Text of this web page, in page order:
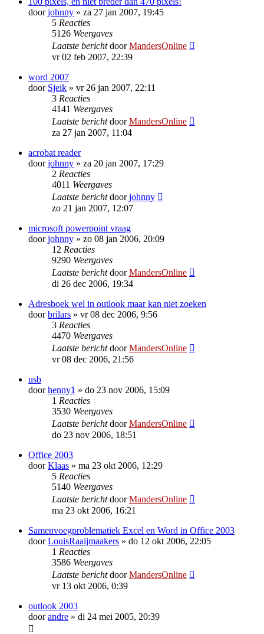
doorjohnny » za 27 jan 2007, 19:45
5 Reacties
5126 Weergaves
Laatste berichtdoorMandersOnline
vr 02 feb 2007, 22:39
word 2007
door Sjeik » vr 26 jan 2007, 22:11
3 Reacties
4141 Weergaves
Laatste berichtdoorMandersOnline
za 27 jan 2007, 11:04
acrobat reader
doorjohnny » za 20 jan 2007, 17:29
2 Reacties
4011 Weergaves
Laatste berichtdoorjohnny
zo 21 jan 2007, 12:07
microsoft powerpoint vraag
doorjohnny » zo 08 jan 2006, 20:09
12 Reacties
9290 Weergaves
Laatste berichtdoorMandersOnline
di 26 dec 2006, 19:34
Adresboek wel in outlook maar kan niet zoeken
doorbrilars » vr 08 dec 2006, 9:56
3 Reacties
4470 Weergaves
Laatste berichtdoorMandersOnline
vr 08 dec 2006, 21:56
usb
doorhenny1 » do 23 nov 2006, 15:09
1 Reacties
3530 Weergaves
Laatste berichtdoorMandersOnline
do 23 nov 2006, 18:51
Office 2003
doorKlaas » ma 23 okt 2006, 12:29
5 Reacties
5140 Weergaves
Laatste berichtdoorMandersOnline
ma 23 okt 2006, 16:21
Samenvoegproblematiek Excel en Word in Office 2003
doorLouisRaaijmaakers » do 12 okt 2006, 22:05
1 Reacties
3586 Weergaves
Laatste berichtdoorMandersOnline
vr 13 okt 2006, 0:39
outlook 2003
doorandre » di 24 mei 2005, 20:39